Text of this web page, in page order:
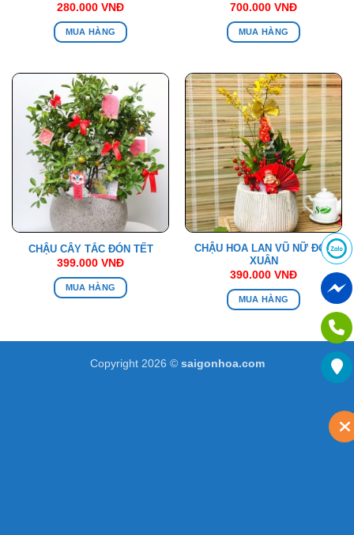
280.000 VNĐ
MUA HÀNG
700.000 VNĐ
MUA HÀNG
CHẬU CÂY TẮC ĐÓN TẾT
399.000 VNĐ
MUA HÀNG
CHẬU HOA LAN VŨ NỮ ĐÓN
XUÂN
390.000 VNĐ
MUA HÀNG
Copyright 2026 © saigonhoa.com